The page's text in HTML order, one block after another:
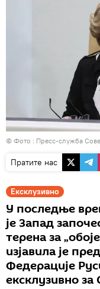
© Фото : Пресс-служба
Пратите нас
Ексклузивно
У последње
је Запад
терена за
изјавила је
Федерације
ексклузивно